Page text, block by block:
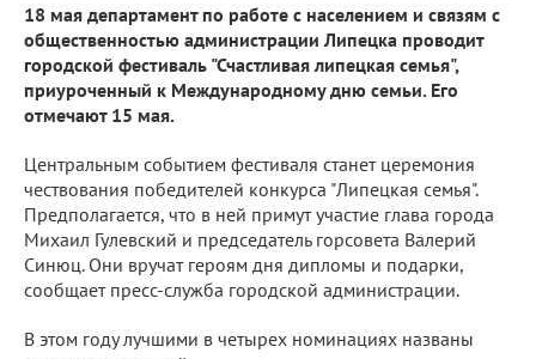
18 мая департамент по работе с населением и связям с
общественностью администрации Липецка проводит
городской фестиваль "Счастливая липецкая семья",
приуроченный к Международному дню семьи. Его
отмечают 15 мая.
Центральным событием фестиваля станет церемония
чествования победителей конкурса "Липецкая семья".
Предполагается, что в ней примут участие глава города
Михаил Гулевский и председатель горсовета Валерий
Синюц. Они вручат героям дня дипломы и подарки,
сообщает пресс-служба городской администрации.
В этом году лучшими в четырех номинациях названы